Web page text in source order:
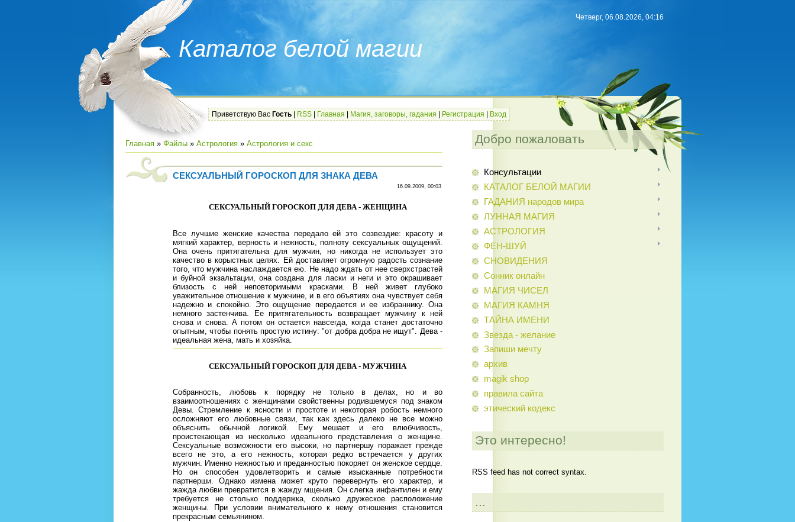
Каталог белой магии
Четверг, 06.08.2026, 04:16
Приветствую Вас Гость RSS Главная Магия, заговоры, гадания Регистрация Вход
Главная » Файлы » Астрология » Астрология и секс
СЕКСУАЛЬНЫЙ ГОРОСКОП ДЛЯ ЗНАКА ДЕВА
16.09.2009, 00:03
СЕКСУАЛЬНЫЙ ГОРОСКОП ДЛЯ ДЕВА - ЖЕНЩИНА
Все лучшие женские качества передало ей это созвездие: красоту и
мягкий характер, верность и нежность, полноту сексуальных ощущений.
Она очень притягательна для мужчин, но никогда не использует это
качество в корыстных целях. Ей доставляет огромную радость сознание
того, что мужчина наслаждается ею. Не надо ждать от нее сверхстрастей
и буйной экзальтации, она создана для ласки и неги и это окрашивает
близость с ней неповторимыми красками. В ней живет глубоко
уважительное отношение к мужчине, и в его объятиях она чувствует себя
надежно и спокойно. Это ощущение передается и ее избраннику. Она
немного застенчива. Ее притягательность возвращает мужчину к ней
снова и снова. А потом он остается навсегда, когда станет достаточно
опытным, чтобы понять простую истину: "от добра добра не ищут". Дева -
идеальная жена, мать и хозяйка.
СЕКСУАЛЬНЫЙ ГОРОСКОП ДЛЯ ДЕВА - МУЖЧИНА
Собранность, любовь к порядку не только в делах, но и во
взаимоотношениях с женщинами свойственны родившемуся под знаком
Девы. Стремление к ясности и простоте и некоторая робость немного
осложняют его любовные связи, так как здесь далеко не все можно
объяснить обычной логикой. Ему мешает и его влюбчивость,
проистекающая из несколько идеального представления о женщине.
Сексуальные возможности его высоки, но партнершу поражает прежде
всего не это, а его нежность, которая редко встречается у других
мужчин. Именно нежностью и преданностью покоряет он женское сердце.
Но он способен удовлетворить и самые изысканные потребности
партнерши. Однако измена может круто перевернуть его характер, и
жажда любви превратится в жажду мщения. Он слегка инфантилен и ему
требуется не столько поддержка, сколько дружеское расположение
женщины. При условии внимательного к нему отношения становится
прекрасным семьянином.
Добро пожаловать
Консультации
КАТАЛОГ БЕЛОЙ МАГИИ
ГАДАНИЯ народов мира
ЛУННАЯ МАГИЯ
АСТРОЛОГИЯ
ФЕН-ШУЙ
СНОВИДЕНИЯ
Сонник онлайн
МАГИЯ ЧИСЕЛ
МАГИЯ КАМНЯ
ТАЙНА ИМЕНИ
Звезда - желание
Запиши мечту
архив
magik shop
правила сайта
этический кодекс
Это интересно!
RSS feed has not correct syntax.
...